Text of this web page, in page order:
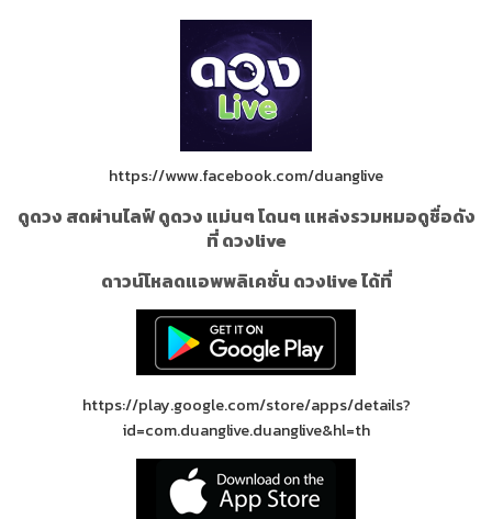
https://www.facebook.com/duanglive
ดูดวง สดผ่านไลฟ์ ดูดวง แม่นๆ โดนๆ แหล่งรวมหมอดูชื่อดัง
ที่ ดวงlive
ดาวน์โหลดแอพพลิเคชั่น ดวงlive ได้ที่
https://play.google.com/store/apps/details?
id=com.duanglive.duanglive&hl=th